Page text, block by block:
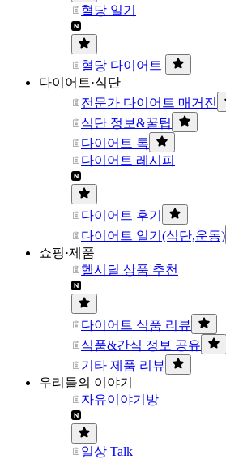
혈당 일기
혈당 다이어트
다이어트·식단
전문가 다이어트 매거진
식단 정보&꿀팁
다이어트 톡
다이어트 레시피
다이어트 후기
다이어트 일기(식단,운동)
쇼핑·제품
헬시딜 상품 추천
다이어트 식품 리뷰
식품&간식 정보 공유
기타 제품 리뷰
우리들의 이야기
자유이야기방
일상 Talk